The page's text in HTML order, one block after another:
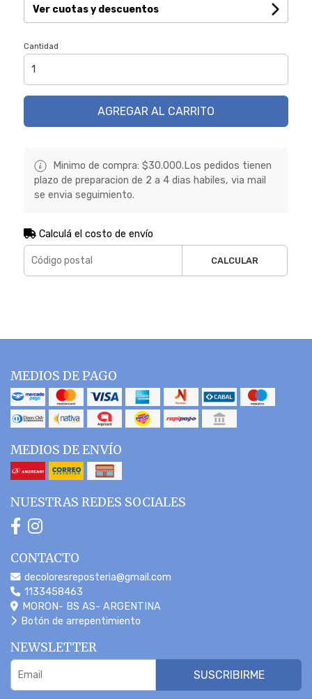
Ver cuotas y descuentos
Cantidad
AGREGAR AL CARRITO
Minimo de compra: $30.000.Los pedidos tienen
plazo de preparacion de 2 a 4 dias habiles, via mail
se envia seguimiento.
Calculá el costo de envío
CALCULAR
MEDIOS DE PAGO
MEDIOS DE ENVÍO
NUESTRAS REDES SOCIALES
CONTACTO
decoloresreposteria@gmail.com
1133458463
MORON- BS AS- ARGENTINA
Botón de arrepentimiento
NEWSLETTER
SUSCRIBIRME